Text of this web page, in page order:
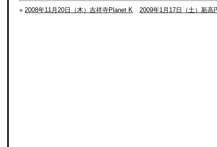
« 2008年11月20日（木）吉祥寺Planet K 2009年1月17日（土）新高